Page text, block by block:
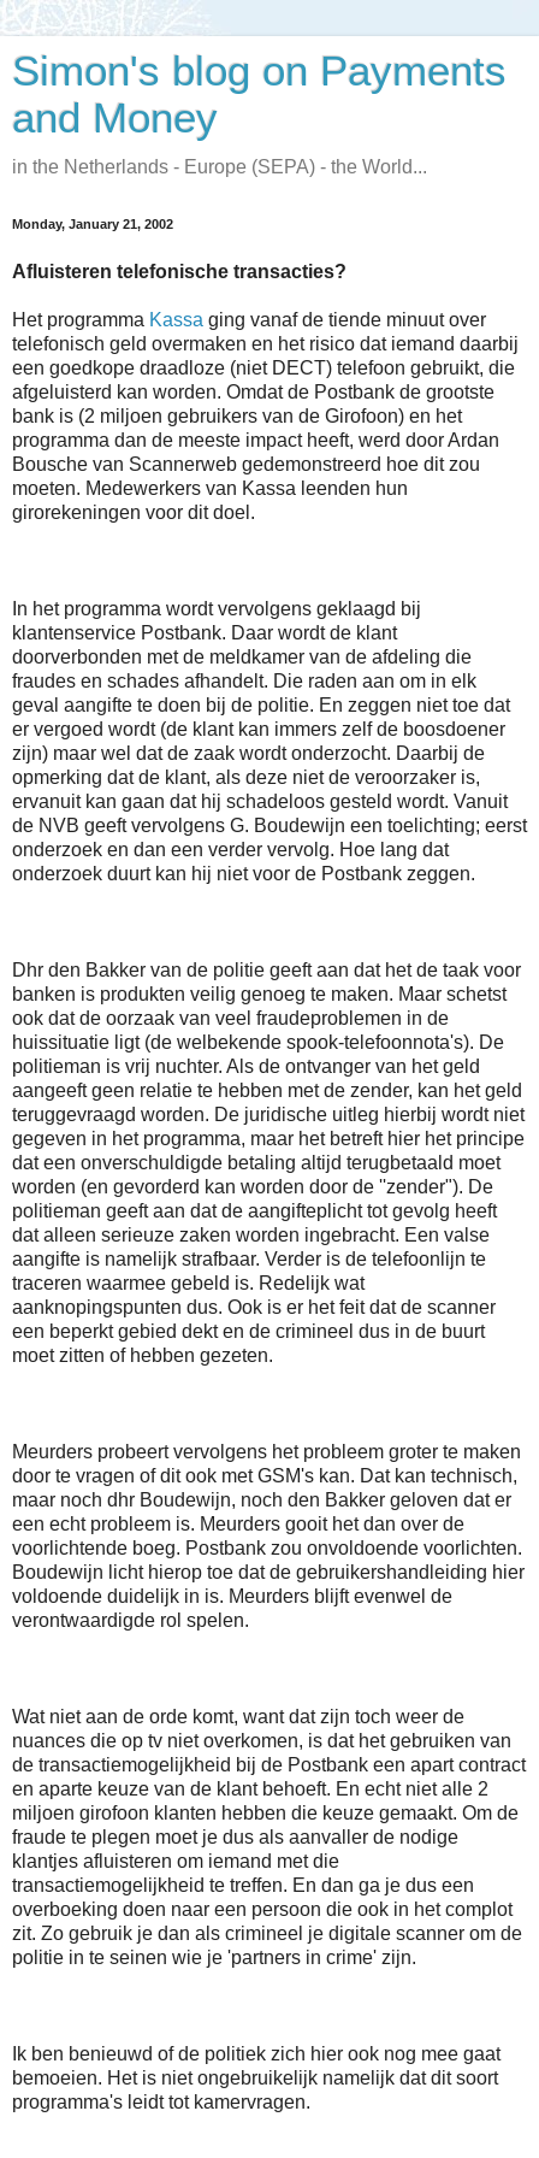
Simon's blog on Payments
and Money
in the Netherlands - Europe (SEPA) - the World...
Monday, January 21, 2002
Afluisteren telefonische transacties?
Het programma Kassa ging vanaf de tiende minuut over
telefonisch geld overmaken en het risico dat iemand daarbij
een goedkope draadloze (niet DECT) telefoon gebruikt, die
afgeluisterd kan worden. Omdat de Postbank de grootste
bank is (2 miljoen gebruikers van de Girofoon) en het
programma dan de meeste impact heeft, werd door Ardan
Bousche van Scannerweb gedemonstreerd hoe dit zou
moeten. Medewerkers van Kassa leenden hun
girorekeningen voor dit doel.
In het programma wordt vervolgens geklaagd bij
klantenservice Postbank. Daar wordt de klant
doorverbonden met de meldkamer van de afdeling die
fraudes en schades afhandelt. Die raden aan om in elk
geval aangifte te doen bij de politie. En zeggen niet toe dat
er vergoed wordt (de klant kan immers zelf de boosdoener
zijn) maar wel dat de zaak wordt onderzocht. Daarbij de
opmerking dat de klant, als deze niet de veroorzaker is,
ervanuit kan gaan dat hij schadeloos gesteld wordt. Vanuit
de NVB geeft vervolgens G. Boudewijn een toelichting; eerst
onderzoek en dan een verder vervolg. Hoe lang dat
onderzoek duurt kan hij niet voor de Postbank zeggen.
Dhr den Bakker van de politie geeft aan dat het de taak voor
banken is produkten veilig genoeg te maken. Maar schetst
ook dat de oorzaak van veel fraudeproblemen in de
huissituatie ligt (de welbekende spook-telefoonnota's). De
politieman is vrij nuchter. Als de ontvanger van het geld
aangeeft geen relatie te hebben met de zender, kan het geld
teruggevraagd worden. De juridische uitleg hierbij wordt niet
gegeven in het programma, maar het betreft hier het principe
dat een onverschuldigde betaling altijd terugbetaald moet
worden (en gevorderd kan worden door de ''zender"). De
politieman geeft aan dat de aangifteplicht tot gevolg heeft
dat alleen serieuze zaken worden ingebracht. Een valse
aangifte is namelijk strafbaar. Verder is de telefoonlijn te
traceren waarmee gebeld is. Redelijk wat
aanknopingspunten dus. Ook is er het feit dat de scanner
een beperkt gebied dekt en de crimineel dus in de buurt
moet zitten of hebben gezeten.
Meurders probeert vervolgens het probleem groter te maken
door te vragen of dit ook met GSM's kan. Dat kan technisch,
maar noch dhr Boudewijn, noch den Bakker geloven dat er
een echt probleem is. Meurders gooit het dan over de
voorlichtende boeg. Postbank zou onvoldoende voorlichten.
Boudewijn licht hierop toe dat de gebruikershandleiding hier
voldoende duidelijk in is. Meurders blijft evenwel de
verontwaardigde rol spelen.
Wat niet aan de orde komt, want dat zijn toch weer de
nuances die op tv niet overkomen, is dat het gebruiken van
de transactiemogelijkheid bij de Postbank een apart contract
en aparte keuze van de klant behoeft. En echt niet alle 2
miljoen girofoon klanten hebben die keuze gemaakt. Om de
fraude te plegen moet je dus als aanvaller de nodige
klantjes afluisteren om iemand met die
transactiemogelijkheid te treffen. En dan ga je dus een
overboeking doen naar een persoon die ook in het complot
zit. Zo gebruik je dan als crimineel je digitale scanner om de
politie in te seinen wie je 'partners in crime' zijn.
Ik ben benieuwd of de politiek zich hier ook nog mee gaat
bemoeien. Het is niet ongebruikelijk namelijk dat dit soort
programma's leidt tot kamervragen.